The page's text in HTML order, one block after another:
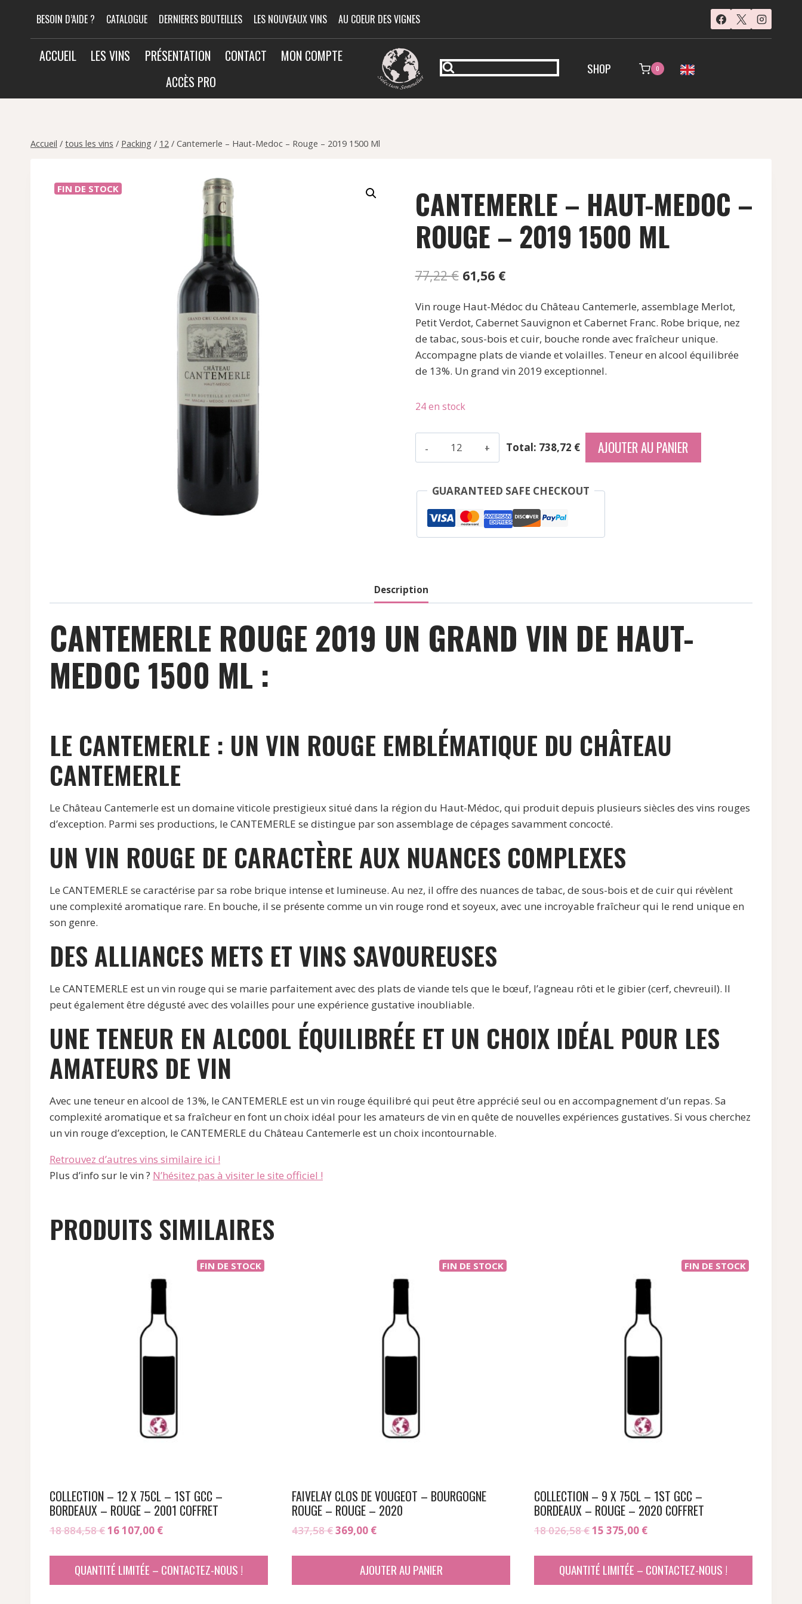
contenu
BESOIN D’AIDE ? CATALOGUE DERNIERES BOUTEILLES LES NOUVEAUX VINS AU COEUR DES VIGNES
ACCUEIL LES VINS PRÉSENTATION CONTACT
MON COMPTE
ACCÈS PRO
SHOP 0
Accueil / tous les vins / Packing / 12 / Cantemerle – Haut-Medoc – Rouge – 2019 1500 Ml
FIN DE STOCK
CANTEMERLE – HAUT-MEDOC –
ROUGE – 2019 1500 ML
77,22€ Le
initial
était :
77,22 €.
61,56 €Le
actuel
est :
61,56 €.
Vin rouge Haut-Médoc du Château Cantemerle, assemblage Merlot,
Petit Verdot, Cabernet Sauvignon et Cabernet Franc. Robe brique, nez
de tabac, sous-bois et cuir, bouche ronde avec fraîcheur unique.
Accompagne plats de viande et volailles. Teneur en alcool équilibrée
de 13%. Un grand vin 2019 exceptionnel.
24 en stock
-
Medoc
-
2019
1500
Total: 738,72 € AJOUTER AU PANIER
GUARANTEED SAFE CHECKOUT
Description
CANTEMERLE ROUGE 2019 UN GRAND VIN DE HAUT-
MEDOC 1500 ML :
LE CANTEMERLE : UN VIN ROUGE EMBLÉMATIQUE DU CHÂTEAU
CANTEMERLE
Le Château Cantemerle est un domaine viticole prestigieux situé dans la région du Haut-Médoc, qui produit depuis plusieurs siècles des vins rouges
d’exception. Parmi ses productions, le CANTEMERLE se distingue par son assemblage de cépages savamment concocté.
UN VIN ROUGE DE CARACTÈRE AUX NUANCES COMPLEXES
Le CANTEMERLE se caractérise par sa robe brique intense et lumineuse. Au nez, il offre des nuances de tabac, de sous-bois et de cuir qui révèlent
une complexité aromatique rare. En bouche, il se présente comme un vin rouge rond et soyeux, avec une incroyable fraîcheur qui le rend unique en
son genre.
DES ALLIANCES METS ET VINS SAVOUREUSES
Le CANTEMERLE est un vin rouge qui se marie parfaitement avec des plats de viande tels que le bœuf, l’agneau rôti et le gibier (cerf, chevreuil). Il
peut également être dégusté avec des volailles pour une expérience gustative inoubliable.
UNE TENEUR EN ALCOOL ÉQUILIBRÉE ET UN CHOIX IDÉAL POUR LES
AMATEURS DE VIN
Avec une teneur en alcool de 13%, le CANTEMERLE est un vin rouge équilibré qui peut être apprécié seul ou en accompagnement d’un repas. Sa
complexité aromatique et sa fraîcheur en font un choix idéal pour les amateurs de vin en quête de nouvelles expériences gustatives. Si vous cherchez
un vin rouge d’exception, le CANTEMERLE du Château Cantemerle est un choix incontournable.
Retrouvez d’autres vins similaire ici !
Plus d’info sur le vin ? N’hésitez pas à visiter le site officiel !
PRODUITS SIMILAIRES
FIN DE STOCK
COLLECTION – 12 X 75CL – 1ST GCC –
BORDEAUX – ROUGE – 2001 COFFRET
18 884,58€Le
initial
était :
16 107,00 €Le
est :
QUANTITÉ LIMITÉE – CONTACTEZ-NOUS !
FIN DE STOCK
FAIVELAY CLOS DE VOUGEOT – BOURGOGNE
ROUGE – ROUGE – 2020
437,58€Le
était :
369,00 €Le
est :
AJOUTER AU PANIER
FIN DE STOCK
COLLECTION – 9 X 75CL – 1ST GCC –
BORDEAUX – ROUGE – 2020 COFFRET
18 026,58€Le
initial
était :
15 375,00 €Le
est :
QUANTITÉ LIMITÉE – CONTACTEZ-NOUS !